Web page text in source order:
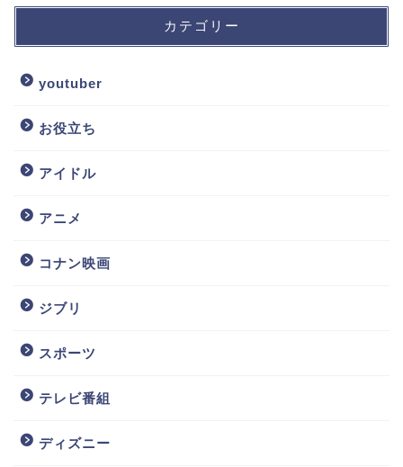
カテゴリー
youtuber
お役立ち
アイドル
アニメ
コナン映画
ジブリ
スポーツ
テレビ番組
ディズニー